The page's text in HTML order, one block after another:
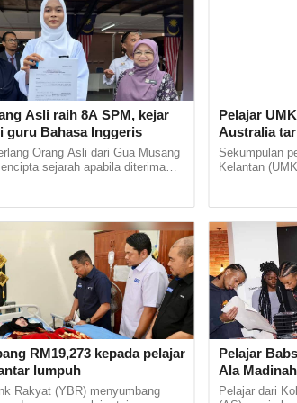
kad ucapan hari lahir
kasih dan pengorbanan, kini menjadi
hati ramai.Ia ditulis oleh
Sekolah Menengah...
10:17am
suara Zara Qairina
video memaparkan perbualan
Zara Qairina Mahathir dan
sekali lagi mencuri perhatian
naik ke laman Facebook milik...
Asli raih 8A SPM, kejar
guru Bahasa Inggeris
Orang Asli dari Gua Musang
sejarah apabila diterima
RM19,273 kepada pelajar
lumpuh
Rakyat (YBR) menyumbang
Pelajar
Australia
Sekumpulan
Kelantan
Pelajar
Ala
Pelajar dari